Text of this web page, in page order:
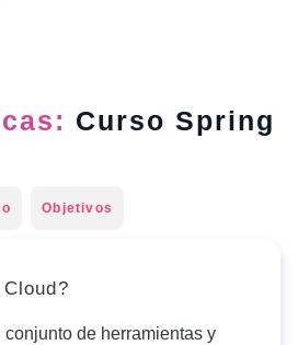
Curso Spring
Objetivos
de herramientas y